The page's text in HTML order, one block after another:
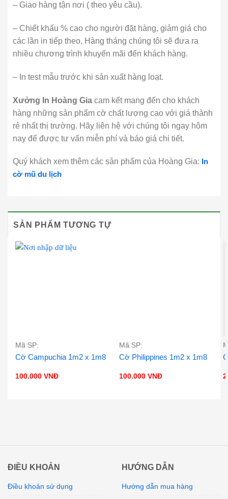
– Giao hàng tận nơi ( theo yêu cầu).
– Chiết khấu % cao cho người đặt hàng, giảm giá cho
các lần in tiếp theo. Hàng tháng chúng tôi sẽ đưa ra
nhiều chương trình khuyến mãi đến khách hàng.
– In test mẫu trước khi sản xuất hàng loạt.
Xưởng In Hoàng Gia cam kết mang đến cho khách
hàng những sản phẩm cờ chất lượng cao với giá thành
rẻ nhất thị trường. Hãy liên hệ với chúng tôi ngay hôm
nay để được tư vấn miễn phí và báo giá chi tiết.
Quý khách xem thêm các sản phẩm của Hoàng Gia: In
cờ mũ du lịch
SẢN PHẨM TƯƠNG TỰ
Mã SP:
Cờ Campuchia 1m2 x 1m8
100.000 VNĐ
Mã SP:
Cờ Philippines 1m2 x 1m8
100.000 VNĐ
ĐIỀU KHOẢN
Điều khoản sử dụng
HƯỚNG DẪN
Hướng dẫn mua hàng